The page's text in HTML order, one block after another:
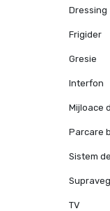
Dressing
Frigider
Gresie
Interfon
Mijloace
Parcare
Sistem
TV